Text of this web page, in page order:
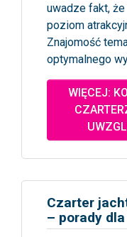
uwadze fakt,
poziom
Znajomość
optymalnego
WIĘCEJ:
Czarter
– porady